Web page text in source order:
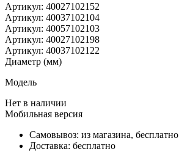
Артикул: 40027102152
Артикул: 40037102104
Артикул: 40057102103
Артикул: 40027102198
Артикул: 40037102122
Диаметр (мм)
Модель
Нет в наличии
Мобильная версия
Самовывоз: из магазина, бесплатно
Доставка: бесплатно